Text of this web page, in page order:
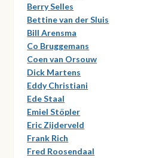
Berry Selles
Bettine van der Sluis
Bill Arensma
Co Bruggemans
Coen van Orsouw
Dick Martens
Eddy Christiani
Ede Staal
Emiel Stöpler
Eric Zijderveld
Frank Rich
Fred Roosendaal